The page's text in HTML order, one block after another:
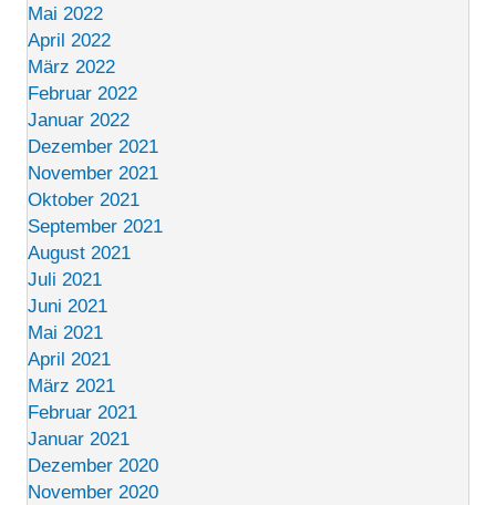
Mai 2022
April 2022
März 2022
Februar 2022
Januar 2022
Dezember 2021
November 2021
Oktober 2021
September 2021
August 2021
Juli 2021
Juni 2021
Mai 2021
April 2021
März 2021
Februar 2021
Januar 2021
Dezember 2020
November 2020